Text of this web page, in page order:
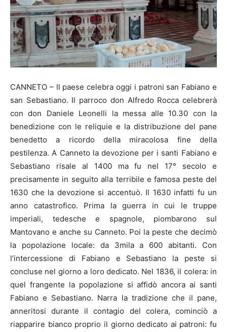
CANNETO – Il paese celebra oggi i patroni san Fabiano e
san Sebastiano. Il parroco don Alfredo Rocca celebrerà
con don Daniele Leonelli la messa alle 10.30 con la
benedizione con le reliquie e la distribuzione del pane
benedetto a ricordo della miracolosa fine della
pestilenza. A Canneto la devozione per i santi Fabiano e
Sebastiano risale al 1400 ma fu nel 17° secolo e
precisamente in seguito alla terribile e famosa peste del
1630 che la devozione si accentuò. Il 1630 infatti fu un
anno catastrofico. Prima la guerra in cui le truppe
imperiali, tedesche e spagnole, piombarono sul
Mantovano e anche su Canneto. Poi la peste che decimò
la popolazione locale: da 3mila a 600 abitanti. Con
l’intercessione di Fabiano e Sebastiano la peste si
concluse nel giorno a loro dedicato. Nel 1836, il colera: in
quel frangente la popolazione si affidò ancora ai santi
Fabiano e Sebastiano. Narra la tradizione che il pane,
anneritosi durante il contagio del colera, cominciò a
riapparire bianco proprio il giorno dedicato ai patroni: fu